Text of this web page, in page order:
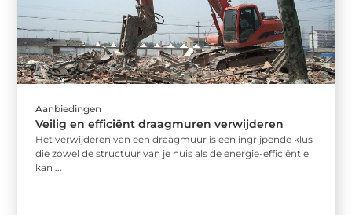
Aanbiedingen
Veilig en efficiënt draagmuren verwijderen
Het verwijderen van een draagmuur is een ingrijpende klus
die zowel de structuur van je huis als de energie-efficiëntie
kan ...